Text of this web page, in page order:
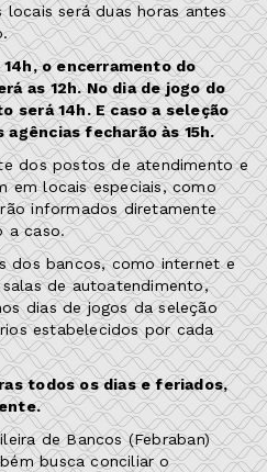
será duas horas antes
o encerramento do
as 12h. No dia de jogo do
será 14h. E caso a seleção
agências fecharão às 15h.
dos postos de atendimento e
em locais especiais, como
informados diretamente
a caso.
dos bancos, como internet e
de autoatendimento,
dias de jogos da seleção
estabelecidos por cada
todos os dias e feriados,
de Bancos (Febraban)
busca conciliar o